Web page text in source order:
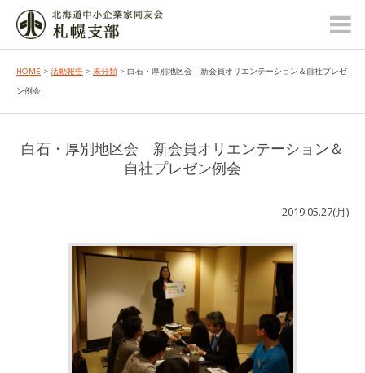
HOME > 活動報告 > 未分類 > 白石・厚別地区会 新会員オリエンテーション＆自社プレゼ
ン例会
白石・厚別地区会 新会員オリエンテーション＆
自社プレゼン例会
2019.05.27(月)